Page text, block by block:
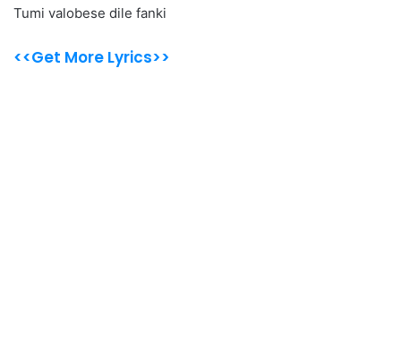
Tumi valobese dile fanki
<<Get More Lyrics>>